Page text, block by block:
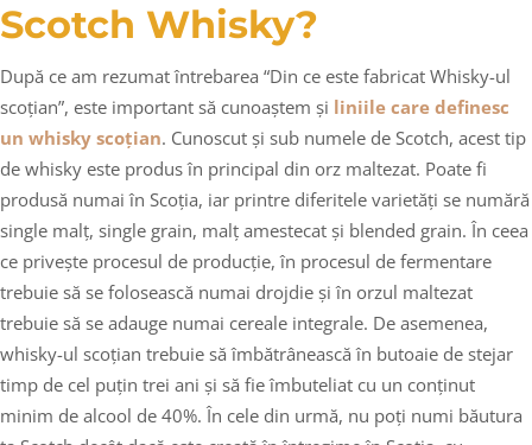
Scotch Whisky?
După ce am rezumat întrebarea “Din ce este fabricat Whisky-ul
scoțian”, este important să cunoaștem și liniile care definesc
un whisky scoțian. Cunoscut și sub numele de Scotch, acest tip
de whisky este produs în principal din orz maltezat. Poate fi
produsă numai în Scoția, iar printre diferitele varietăți se numără
single malț, single grain, malț amestecat și blended grain. În ceea
ce privește procesul de producție, în procesul de fermentare
trebuie să se folosească numai drojdie și în orzul maltezat
trebuie să se adauge numai cereale integrale. De asemenea,
whisky-ul scoțian trebuie să îmbătrânească în butoaie de stejar
timp de cel puțin trei ani și să fie îmbuteliat cu un conținut
minim de alcool de 40%. În cele din urmă, nu poți numi băutura